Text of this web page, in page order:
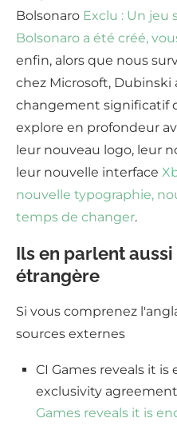
Bolsonaro Exclu : Un jeu
Bolsonaro a été créé,
enfin, alors que nous
chez Microsoft, Dubinski
changement significatif
explore en profondeur
leur nouveau logo, leur
leur nouvelle interface
nouvelle typographie,
temps de changer.
Ils en parlent
étrangère
Si vous comprenez
sources externes
CI Games reveals it is
exclusivity
Games reveals it is